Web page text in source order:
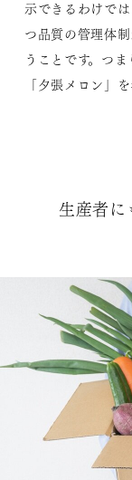
示できるわけで
つ品質の管理体
うことです。つ
「夕張メロン」
生産者に